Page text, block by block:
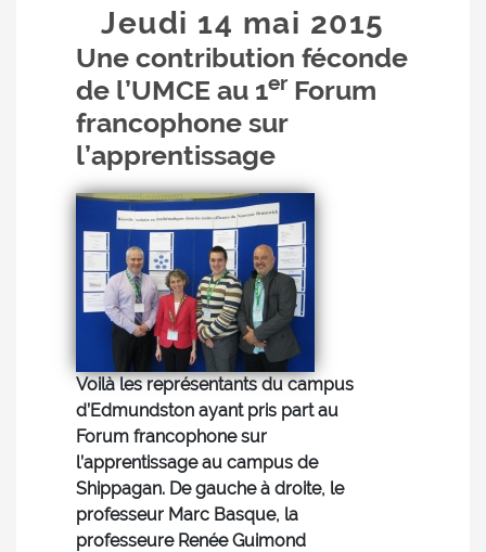
Jeudi 14 mai 2015
Une contribution féconde
de l’UMCE au 1er Forum
francophone sur
l’apprentissage
Voilà les représentants du campus
d’Edmundston ayant pris part au
Forum francophone sur
l’apprentissage au campus de
Shippagan. De gauche à droite, le
professeur Marc Basque, la
professeure Renée Guimond